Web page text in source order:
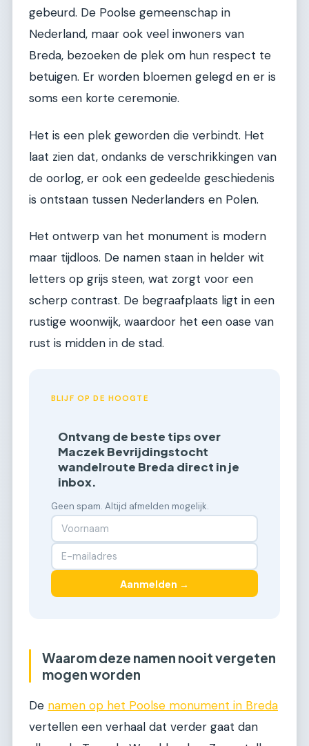
gebeurd. De Poolse gemeenschap in
Nederland, maar ook veel inwoners van
Breda, bezoeken de plek om hun respect te
betuigen. Er worden bloemen gelegd en er is
soms een korte ceremonie.
Het is een plek geworden die verbindt. Het
laat zien dat, ondanks de verschrikkingen van
de oorlog, er ook een gedeelde geschiedenis
is ontstaan tussen Nederlanders en Polen.
Het ontwerp van het monument is modern
maar tijdloos. De namen staan in helder wit
letters op grijs steen, wat zorgt voor een
scherp contrast. De begraafplaats ligt in een
rustige woonwijk, waardoor het een oase van
rust is midden in de stad.
BLIJF OP DE HOOGTE
Ontvang de beste tips over
Maczek Bevrijdingstocht
wandelroute Breda direct in je
inbox.
Geen spam. Altijd afmelden mogelijk.
Aanmelden →
Waarom deze namen nooit vergeten
mogen worden
De namen op het Poolse monument in Breda
vertellen een verhaal dat verder gaat dan